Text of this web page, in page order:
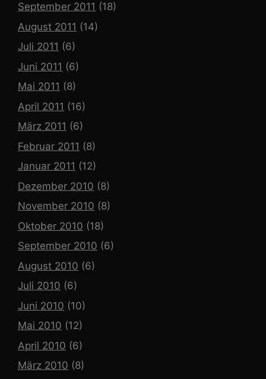
September 2011 (18)
August 2011 (14)
Juli 2011 (6)
Juni 2011 (6)
Mai 2011 (8)
April 2011 (16)
März 2011 (6)
Februar 2011 (8)
Januar 2011 (12)
Dezember 2010 (8)
November 2010 (8)
Oktober 2010 (18)
September 2010 (6)
August 2010 (6)
Juli 2010 (6)
Juni 2010 (10)
Mai 2010 (12)
April 2010 (6)
März 2010 (8)